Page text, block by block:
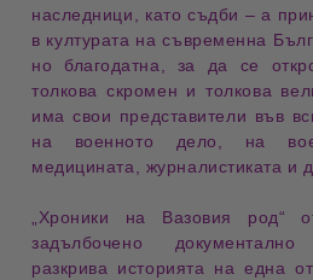
наследници
, като съдби – а
в културата на съвременна
но благодатна, за да се
толкова скромен и толкова
има свои представители във
на военното дело , на
медицината
, журналистиката и
„Хроники на Вазовия род“
задълбочено
разкрива историята на една